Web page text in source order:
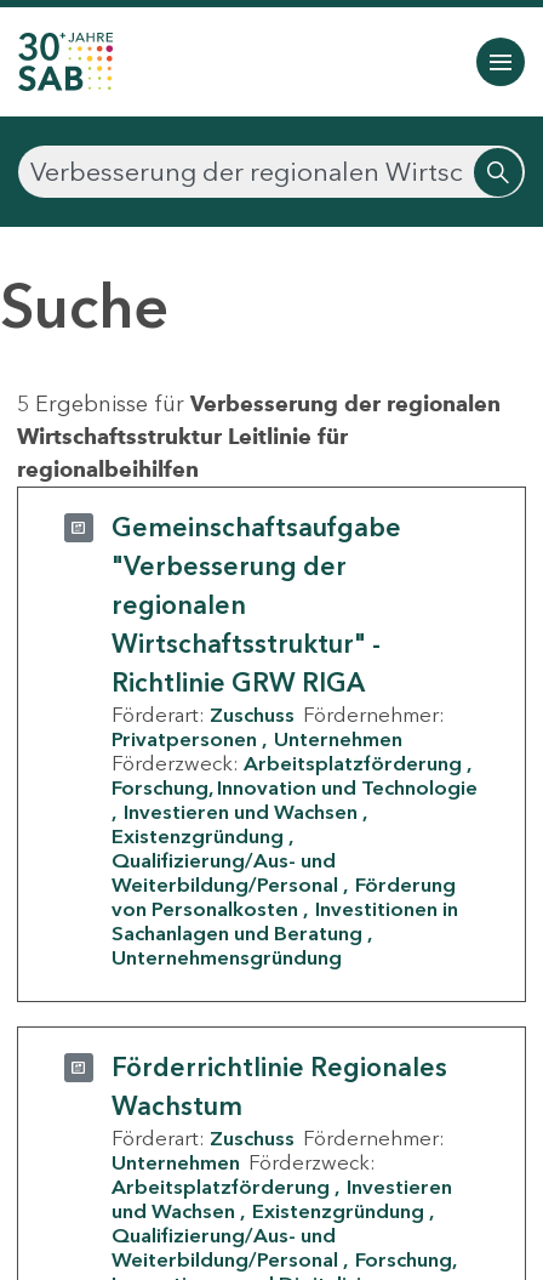
Suche
5 Ergebnisse für Verbesserung der regionalen
Wirtschaftsstruktur Leitlinie für
regionalbeihilfen
Gemeinschaftsaufgabe
"Verbesserung der
regionalen
Wirtschaftsstruktur" -
Richtlinie GRW RIGA
Förderart: Zuschuss Fördernehmer:
Privatpersonen
Unternehmen
Förderzweck: Arbeitsplatzförderung
Forschung, Innovation und Technologie
Investieren und Wachsen
Existenzgründung
Qualifizierung/Aus- und
Weiterbildung/Personal
Förderung
von Personalkosten
Investitionen in
Sachanlagen und Beratung
Unternehmensgründung
Förderrichtlinie Regionales
Wachstum
Förderart: Zuschuss Fördernehmer:
Unternehmen Förderzweck:
Arbeitsplatzförderung
Investieren
und Wachsen
Existenzgründung
Qualifizierung/Aus- und
Weiterbildung/Personal
Forschung,